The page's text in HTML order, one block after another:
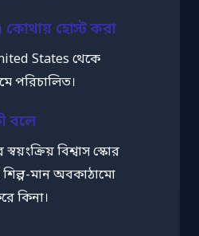
হোস্ট করা
States থেকে
পরিচালিত।
বলে
বিশ্বাস স্কোর
মান অবকাঠামো
কিনা।